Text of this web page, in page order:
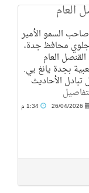
العام
السمو الأمير
جلوي محافظ جدة،
العام
بجدة يانغ يي.
الأحاديث
26/04/2026